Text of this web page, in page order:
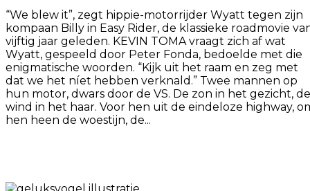
“We blew it”, zegt hippie-motorrijder Wyatt tegen zijn
kompaan Billy in Easy Rider, de klassieke roadmovie
vijftig jaar geleden. KEVIN TOMA vraagt zich af wat
Wyatt, gespeeld door Peter Fonda, bedoelde met die
enigmatische woorden. “Kijk uit het raam en zeg met
dat we het níet hebben verknald.” Twee mannen op
hun motor, dwars door de VS. De zon in het gezicht, de
wind in het haar. Voor hen uit de eindeloze highway,
hen heen de woestijn, de...